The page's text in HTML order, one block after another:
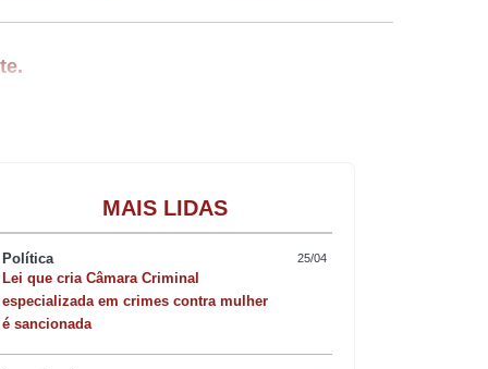
em 1 a 1 com a República
uma das favoritas ao título, a equipe
e amargando uma atuação discreta
somam um ponto na tabela.
MAIS LIDAS
Política 25/04
Lei que cria Câmara Criminal
especializada em crimes contra mulher
é sancionada